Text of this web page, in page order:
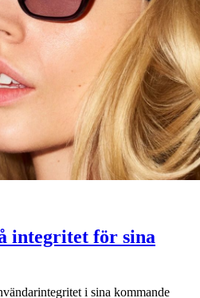
integritet för sina
i sina kommande